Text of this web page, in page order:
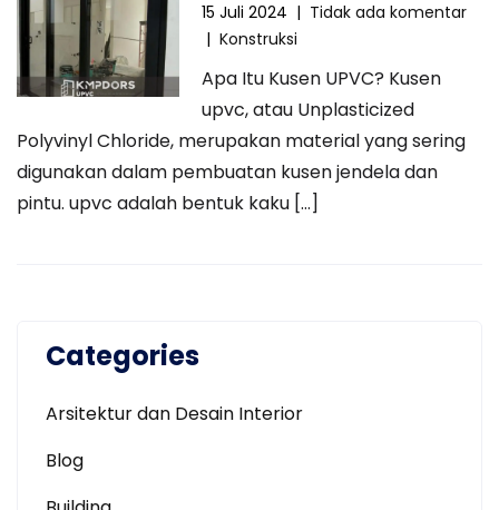
15 Juli 2024 | Tidak ada komentar
|Konstruksi
Apa Itu Kusen UPVC? Kusen
upvc, atau Unplasticized
Polyvinyl Chloride, merupakan material yang sering
digunakan dalam pembuatan kusen jendela dan
pintu. upvc adalah bentuk kaku […]
Categories
Arsitektur dan Desain Interior
Blog